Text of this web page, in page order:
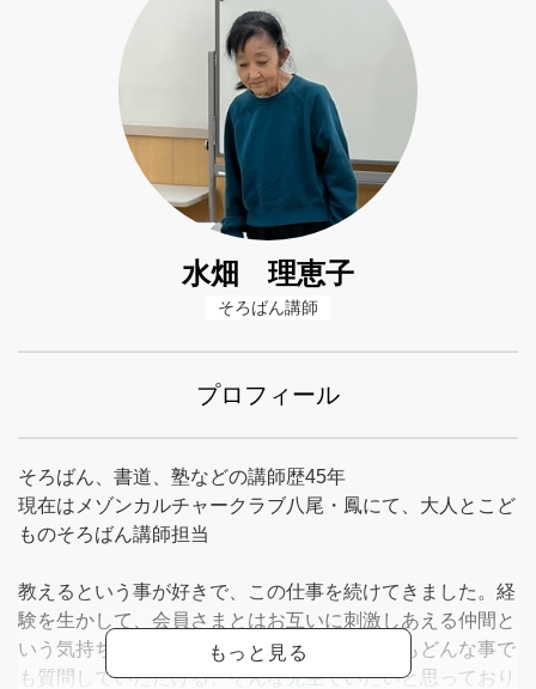
水畑 理恵子
そろばん講師
プロフィール
そろばん、書道、塾などの講師歴45年
現在はメゾンカルチャークラブ八尾・鳳にて、大人とこど
ものそろばん講師担当
教えるという事が好きで、この仕事を続けてきました。経
験を生かして、会員さまとはお互いに刺激しあえる仲間と
いう気持ちで接しています。遠慮なく何度でもどんな事で
も質問していただける、そんな先生でいたいと思っており